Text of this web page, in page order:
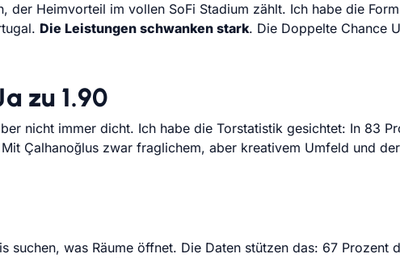
der Heimvorteil im vollen SoFi Stadium zählt. Ich habe die
Die Leistungen schwanken stark. Die Doppelte Chance
zu 1.90
nicht immer dicht. Ich habe die Torstatistik gesichtet: In 83
Çalhanoğlus zwar fraglichem, aber kreativem Umfeld und
suchen, was Räume öffnet. Die Daten stützen das: 67 Prozent